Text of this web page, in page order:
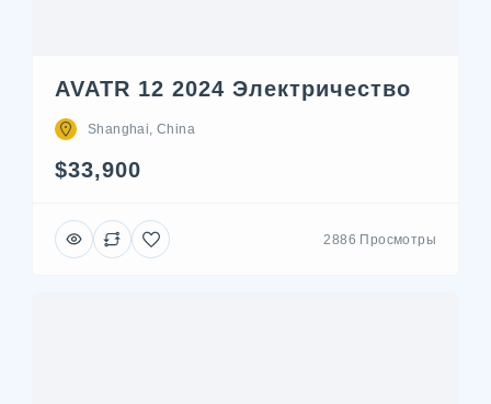
AVATR 12 2024 Электричество
Shanghai, China
$33,900
2886 Просмотры